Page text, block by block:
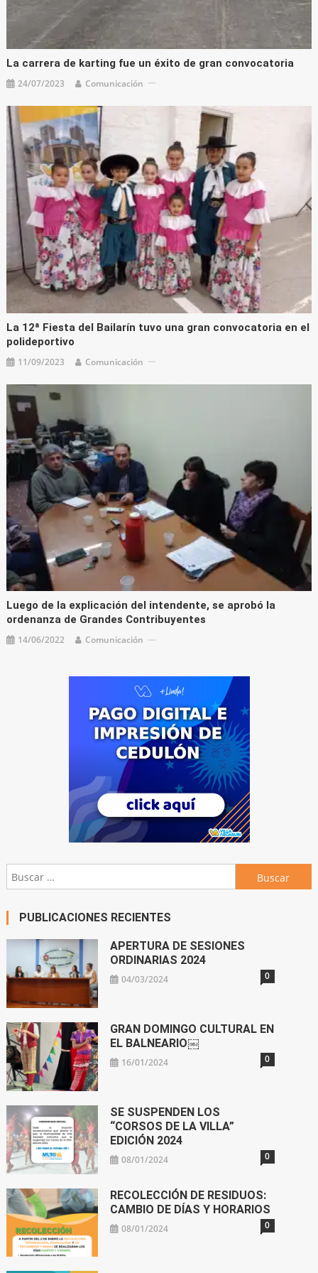
La carrera de karting fue un éxito de gran convocatoria
24/07/2023 Comunicación
La 12ª Fiesta del Bailarín tuvo una gran convocatoria en el
polideportivo
11/09/2023 Comunicación
Luego de la explicación del intendente, se aprobó la
ordenanza de Grandes Contribuyentes
14/06/2022 Comunicación
Buscar:
PUBLICACIONES RECIENTES
APERTURA DE SESIONES
ORDINARIAS 2024
04/03/2024 0
GRAN DOMINGO CULTURAL EN
EL BALNEARIO￼
16/01/2024 0
SE SUSPENDEN LOS
“CORSOS DE LA VILLA”
EDICIÓN 2024
08/01/2024 0
RECOLECCIÓN DE RESIDUOS:
CAMBIO DE DÍAS Y HORARIOS
08/01/2024 0